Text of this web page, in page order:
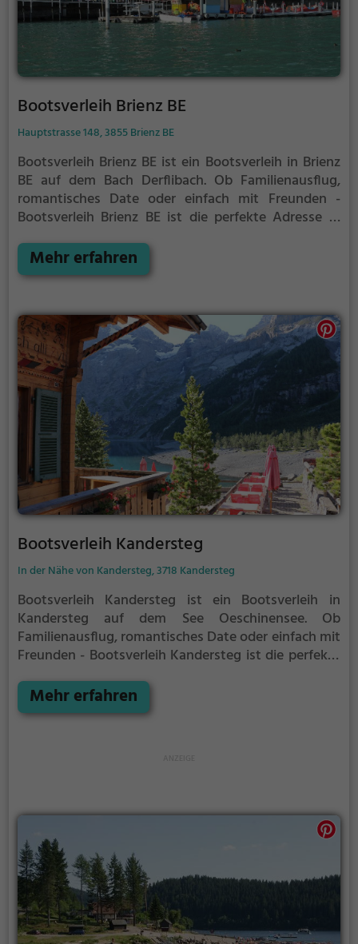
Bootsverleih Brienz BE
Hauptstrasse 148, 3855 Brienz BE
Bootsverleih Brienz BE ist ein Bootsverleih in Brienz
BE auf dem Bach Derflibach. Ob Familienausflug,
romantisches Date oder einfach mit Freunden -
Bootsverleih Brienz BE ist die perfekte Adresse in
auch Sportbegeisterte und echte Wasserratten auf
ihre Kosten.
Mehr erfahren
Bootsverleih Kandersteg
In der Nähe von Kandersteg, 3718 Kandersteg
Bootsverleih Kandersteg ist ein Bootsverleih in
Kandersteg auf dem See Oeschinensee. Ob
Familienausflug, romantisches Date oder einfach mit
Freunden - Bootsverleih Kandersteg ist die perfekte
Naturfreunde als auch Sportbegeisterte und echte
Wasserratten auf ihre Kosten.
Mehr erfahren